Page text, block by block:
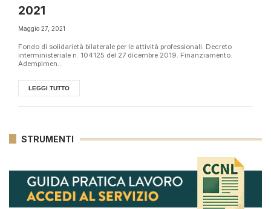
2021
Maggio 27, 2021
Fondo di solidarietà bilaterale per le attività professionali. Decreto
interministeriale n. 104125 del 27 dicembre 2019. Finanziamento.
Adempimen...
LEGGI TUTTO
STRUMENTI